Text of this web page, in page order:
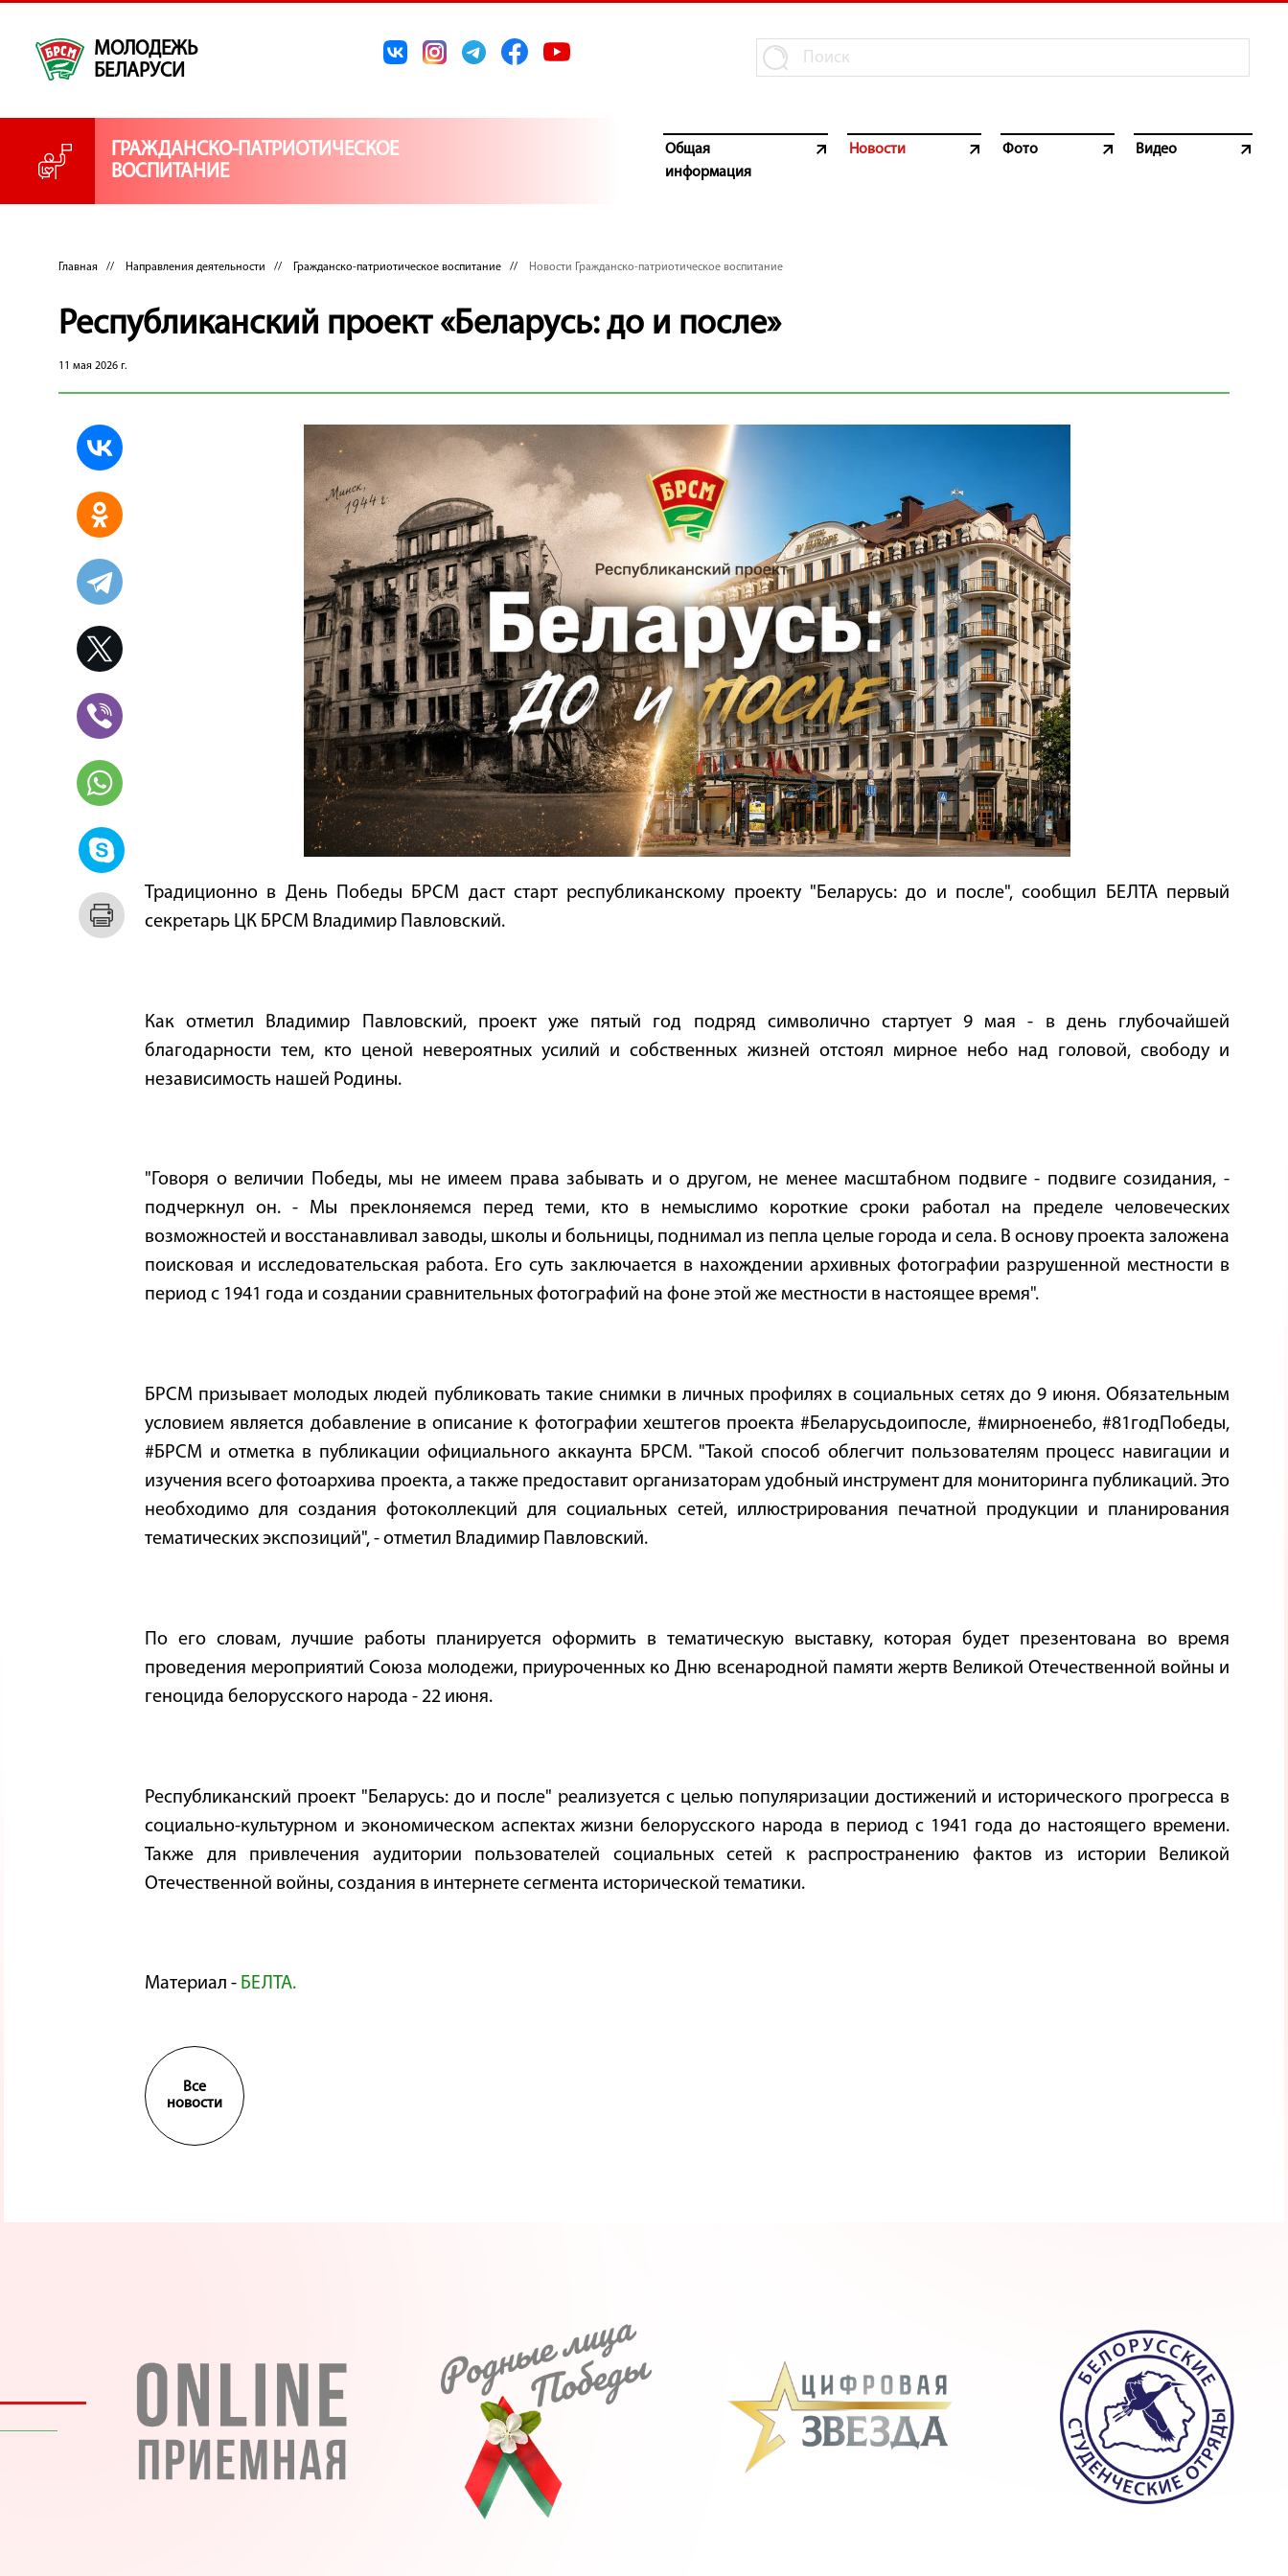
МОЛОДЕЖЬ
БЕЛАРУСИ
ГРАЖДАНСКО-ПАТРИОТИЧЕСКОЕ
ВОСПИТАНИЕ
Общая
информация
Новости Фото Видео
Главная // Направления деятельности // Гражданско-патриотическое воспитание // Новости Гражданско-патриотическое воспитание
Республиканский проект «Беларусь: до и после»
11 мая 2026 г.
Традиционно в День Победы БРСМ даст старт республиканскому проекту "Беларусь: до и после", сообщил БЕЛТА первый
секретарь ЦК БРСМ Владимир Павловский.
Как отметил Владимир Павловский, проект уже пятый год подряд символично стартует 9 мая - в день глубочайшей
благодарности тем, кто ценой невероятных усилий и собственных жизней отстоял мирное небо над головой, свободу и
независимость нашей Родины.
"Говоря о величии Победы, мы не имеем права забывать и о другом, не менее масштабном подвиге - подвиге созидания, -
подчеркнул он. - Мы преклоняемся перед теми, кто в немыслимо короткие сроки работал на пределе человеческих
возможностей и восстанавливал заводы, школы и больницы, поднимал из пепла целые города и села. В основу проекта заложена
поисковая и исследовательская работа. Его суть заключается в нахождении архивных фотографии разрушенной местности в
период с 1941 года и создании сравнительных фотографий на фоне этой же местности в настоящее время".
БРСМ призывает молодых людей публиковать такие снимки в личных профилях в социальных сетях до 9 июня. Обязательным
условием является добавление в описание к фотографии хештегов проекта #Беларусьдоипосле, #мирноенебо, #81годПобеды,
#БРСМ и отметка в публикации официального аккаунта БРСМ. "Такой способ облегчит пользователям процесс навигации и
изучения всего фотоархива проекта, а также предоставит организаторам удобный инструмент для мониторинга публикаций. Это
необходимо для создания фотоколлекций для социальных сетей, иллюстрирования печатной продукции и планирования
тематических экспозиций", - отметил Владимир Павловский.
По его словам, лучшие работы планируется оформить в тематическую выставку, которая будет презентована во время
проведения мероприятий Союза молодежи, приуроченных ко Дню всенародной памяти жертв Великой Отечественной войны и
геноцида белорусского народа - 22 июня.
Республиканский проект "Беларусь: до и после" реализуется с целью популяризации достижений и исторического прогресса в
социально-культурном и экономическом аспектах жизни белорусского народа в период с 1941 года до настоящего времени.
Также для привлечения аудитории пользователей социальных сетей к распространению фактов из истории Великой
Отечественной войны, создания в интернете сегмента исторической тематики.
Материал - БЕЛТА.
Все
новости